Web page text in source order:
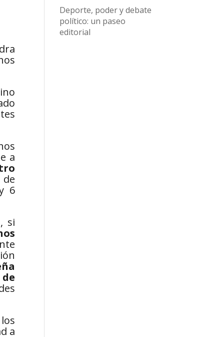
a
6
si
a
Deporte, poder y debate
político: un paseo
editorial